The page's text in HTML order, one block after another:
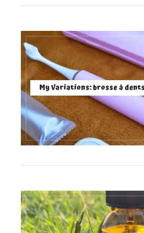
My Variations: brosse à